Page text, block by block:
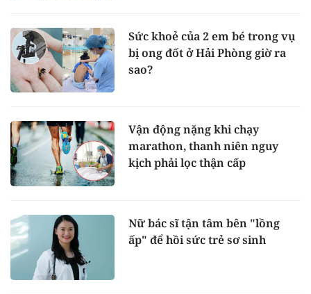
Sức khoẻ của 2 em bé trong vụ
bị ong đốt ở Hải Phòng giờ ra
sao?
Vận động nặng khi chạy
marathon, thanh niên nguy
kịch phải lọc thận cấp
Nữ bác sĩ tận tâm bên "lồng
ấp" để hồi sức trẻ sơ sinh